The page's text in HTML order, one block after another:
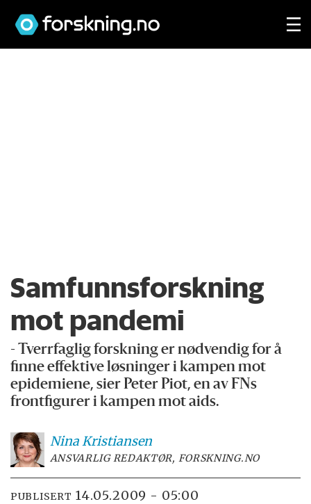
Samfunnsforskning
mot pandemi
- Tverrfaglig forskning er nødvendig for å
finne effektive løsninger i kampen mot
epidemiene, sier Peter Piot, en av FNs
frontfigurer i kampen mot aids.
NinaKristiansen
ANSVARLIG REDAKTØR, FORSKNING.NO
PUBLISERT 14.05.2009 - 05:00